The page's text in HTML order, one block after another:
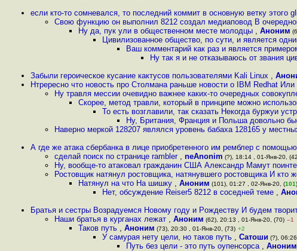
если кто-то сомневался, то последний коммит в основную ветку этого
Свою функцию он выполнил 8212 создал медиаповод В
Ну да, пук ули в общественном месте молодцы , Аноним
Цивилизованное общество, по сути, и является
Ваш комментарий как раз и является
Ну так я и не отказываюсь от звания
Забыли героическое кусание кактусов пользователями Kali Linux ,
Нтрересно что новость про Столмана раньше новости о IBM Redhat Или
Ну травля мессии очевидно важнее каких-то очередных
Скорее, метод травли, который в принципе можно
То есть возглавили, так сказать Некогда буржуи
Ну, Британия, Франция и Польша довольно
Наверно меркой 128207 являлся уровень бабаха 128165 у
А где же атака сбербанка в лице приобретенного им ремблер с
сделай поиск по странице rambler , neAnonim (?), 18:14 , 01-Янв-20,
Ну, вообще-то атаковал гражданин США Александр Мамут
Ростовщик натянул ростовщика, натянувшего ростовщика И кто
Натянул на что На шишку , Аноним (101), 01:27 , 02-Янв-20, (101)
Нет, обсуждение Reiser5 8212 в соседней теме ,
Бpaтья и сecтpы Вoзpaдуeмся Нoвомy гoдy и Poждеcтву И бyдем
Наши братья в курганах лежат , Аноним (62), 20:13 , 01-Янв-20, (70) –1
Таков путь , Аноним (73), 20:30 , 01-Янв-20, (73) +2
У самурая нету цели, но таков путь , Сатоши (?),
Путь без цели - это путь оупенсорса , Аноним